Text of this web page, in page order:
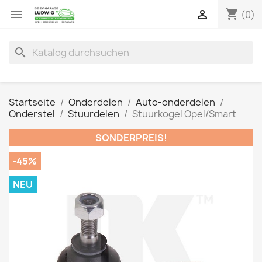
 shopping_cart (0)

search
Startseite Onderdelen
Auto-onderdelen
Onderstel
Stuurdelen
Stuurkogel Opel/Smart
SONDERPREIS!
-45%
NEU